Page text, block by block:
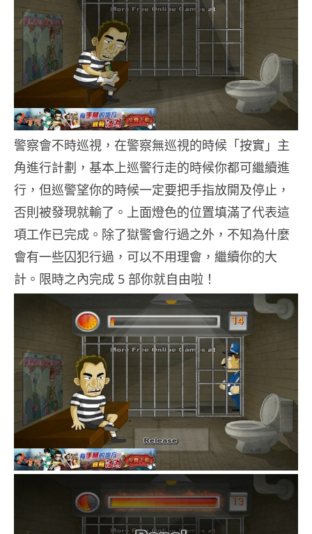
警察會不時巡視，在警察無巡視的時候「按實」主
角進行計劃，基本上巡警行走的時候你都可繼續進
行，但巡警望你的時候一定要把手指放開及停止，
否則被發現就輸了。上面燈色的位置填滿了代表這
項工作已完成。除了獄警會行過之外，不知為什麼
會有一些囚犯行過，可以不用理會，繼續你的大
計。限時之內完成 5 部你就自由啦！